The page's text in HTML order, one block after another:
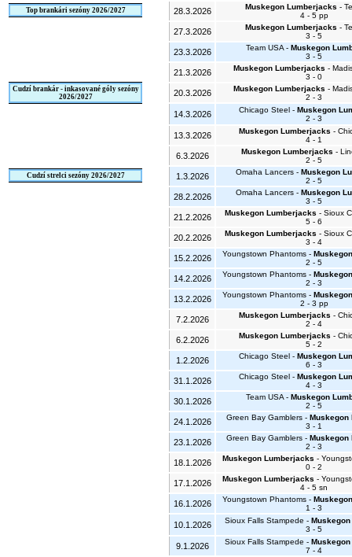
Top brankári sezóny 2026/2027
Cudzí brankár - inkasované góly sezóny
2026/2027
Cudzí strelci sezóny 2026/2027
28.3.2026 Muskegon Lumberjacks -
4 - 5 pp
27.3.2026 Muskegon Lumberjacks -
3 - 5
23.3.2026 Team USA - Muskegon
3 - 5
21.3.2026 Muskegon Lumberjacks -
3 - 0
20.3.2026 Muskegon Lumberjacks -
2 - 3
14.3.2026 Chicago Steel - Muskegon
2 - 3
13.3.2026 Muskegon Lumberjacks -
4 - 1
6.3.2026 Muskegon Lumberjacks -
2 - 5
1.3.2026 Omaha Lancers - Muskegon
2 - 5
28.2.2026 Omaha Lancers - Muskegon
3 - 5
21.2.2026 Muskegon Lumberjacks - Sioux
5 - 6
20.2.2026 Muskegon Lumberjacks - Sioux
3 - 4
15.2.2026 Youngstown Phantoms -
2 - 5
14.2.2026 Youngstown Phantoms -
2 - 3
13.2.2026 Youngstown Phantoms -
2 - 3 pp
7.2.2026 Muskegon Lumberjacks -
2 - 4
6.2.2026 Muskegon Lumberjacks -
5 - 2
1.2.2026 Chicago Steel - Muskegon
6 - 3
31.1.2026 Chicago Steel - Muskegon
4 - 3
30.1.2026 Team USA - Muskegon
2 - 5
24.1.2026 Green Bay Gamblers - Muskegon
3 - 1
23.1.2026 Green Bay Gamblers - Muskegon
2 - 3
18.1.2026 Muskegon Lumberjacks -
0 - 2
17.1.2026 Muskegon Lumberjacks -
4 - 5 sn
16.1.2026 Youngstown Phantoms -
1 - 3
10.1.2026 Sioux Falls Stampede -
3 - 5
9.1.2026 Sioux Falls Stampede -
7 - 4